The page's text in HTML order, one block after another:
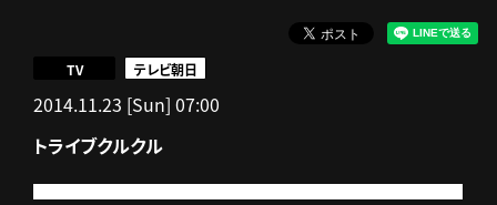
2014.11.23 [Sun] 07:00
TV テレビ朝日
トライブクルクル